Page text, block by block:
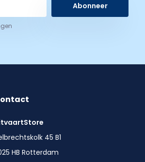
Abonneer
45 B1
HB Rotterdam